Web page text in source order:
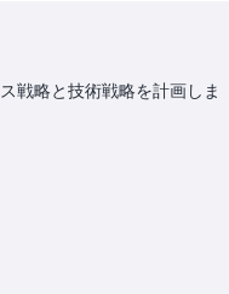
戦略と技術戦略を計画しま